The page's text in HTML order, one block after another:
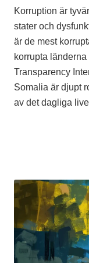
Korruption är
stater och
är de mest
korrupta
Transparency
Somalia är djupt
av det dagliga